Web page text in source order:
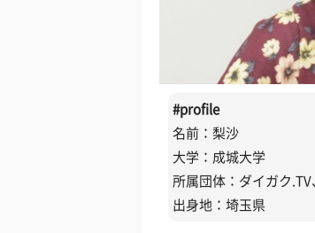
#profile
名前：梨沙
大学：成城大学
所属団体：ダイガク
出身地：埼玉県